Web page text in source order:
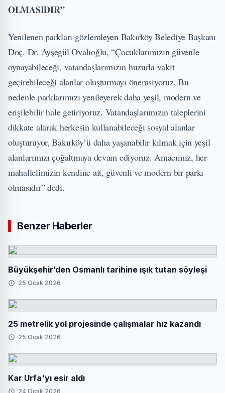
OLMASIDIR”
Yenilenen parkları gözlemleyen Bakırköy Belediye Başkanı
Doç. Dr. Ayşegül Ovalıoğlu, “Çocuklarımızın güvenle
oynayabileceği, vatandaşlarımızın huzurla vakit
geçirebileceği alanlar oluşturmayı önemsiyoruz. Bu
nedenle parklarımızı yenileyerek daha yeşil, modern ve
erişilebilir hale getiriyoruz. Vatandaşlarımızın taleplerini
dikkate alarak herkesin kullanabileceği sosyal alanlar
oluşturuyor, Bakırköy’ü daha yaşanabilir kılmak için yeşil
alanlarımızı çoğaltmaya devam ediyoruz. Amacımız, her
mahallelimizin kendine ait, güvenli ve modern bir parkı
olmasıdır” dedi.
Benzer Haberler
Büyükşehir’den Osmanlı tarihine ışık tutan söyleşi
25 Ocak 2026
25 metrelik yol projesinde çalışmalar hız kazandı
25 Ocak 2026
Kar Urfa'yı esir aldı
24 Ocak 2026